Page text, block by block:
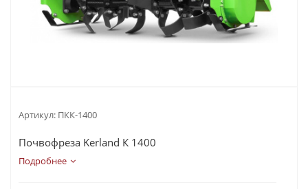
Артикул: ПКК-1400
Почвофреза Kerland К 1400
Подробнее